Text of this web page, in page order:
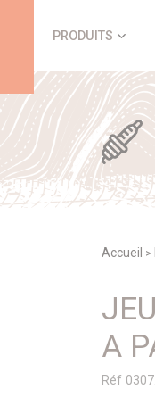
PRODUITS
Accueil >
A
Réf